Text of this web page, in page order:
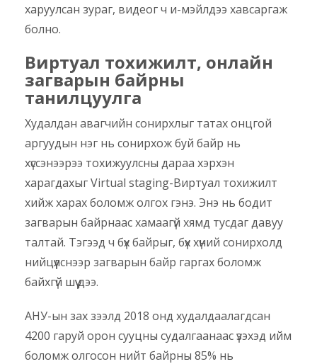
харуулсан зураг, видеог ч и-мэйлдээ хавсаргаж
болно.
Виртуал тохижилт, онлайн
загварын байрны
танилцуулга
Худалдан авагчийн сонирхлыг татах онцгой
аргуудын нэг нь сонирхож буй байр нь
хүссэнээрээ тохижуулсны дараа хэрхэн
харагдахыг Virtual staging-Виртуал тохижилт
хийж харах боломж олгох гэнэ. Энэ нь бодит
загварын байрнаас хамаагүй хямд тусдаг давуу
талтай. Тэгээд ч бүх байрыг, бүх хүний сонирхолд
нийцүүлснээр загварын байр гаргах боломж
байхгүй шүү дээ.
АНУ-ын зах зээлд 2018 онд худалдаалагдсан
4200 гаруй орон сууцны судалгаанаас үзэхэд ийм
боломж олгосон нийт байрны 85% нь